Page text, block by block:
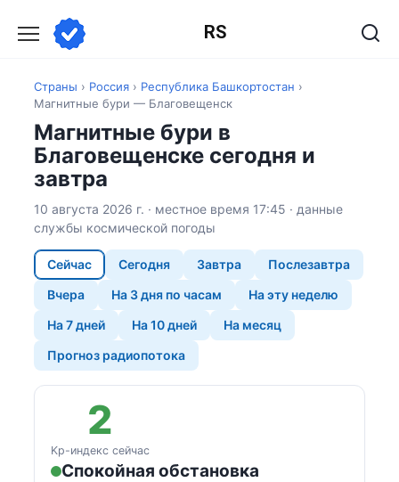
содержанию
RS
Страны › Россия › Республика Башкортостан ›
Магнитные бури — Благовещенск
Магнитные бури в
Благовещенске сегодня и
завтра
10 августа 2026 г. · местное время 17:45 · данные
службы космической погоды
Сейчас Сегодня Завтра
Послезавтра
Вчера
На 3 дня по часам
На эту неделю
На 7 дней
На 10 дней
На месяц
Прогноз радиопотока
2
Kp-индекс сейчас
Спокойная обстановка